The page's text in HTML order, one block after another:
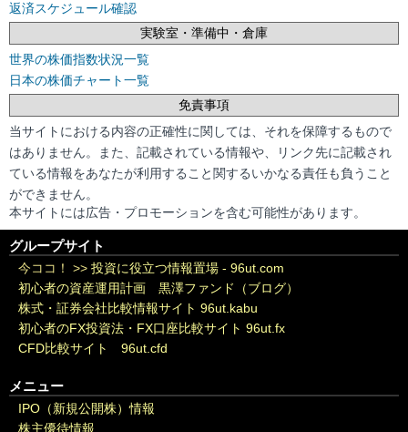
返済スケジュール確認
実験室・準備中・倉庫
世界の株価指数状況一覧
日本の株価チャート一覧
免責事項
当サイトにおける内容の正確性に関しては、それを保障するもので
はありません。また、記載されている情報や、リンク先に記載され
ている情報をあなたが利用すること関するいかなる責任も負うこと
ができません。
本サイトには広告・プロモーションを含む可能性があります。
グループサイト
今ココ！ >> 投資に役立つ情報置場 - 96ut.com
初心者の資産運用計画 黒澤ファンド（ブログ）
株式・証券会社比較情報サイト 96ut.kabu
初心者のFX投資法・FX口座比較サイト 96ut.fx
CFD比較サイト 96ut.cfd
メニュー
IPO（新規公開株）情報
株主優待情報